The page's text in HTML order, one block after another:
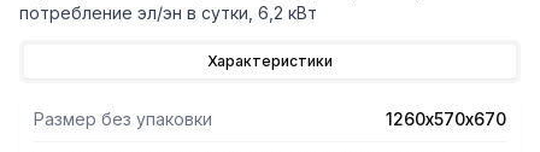
потребление эл/эн в сутки, 6,2 кВт
Характеристики
Размер без упаковки 1260х570х670